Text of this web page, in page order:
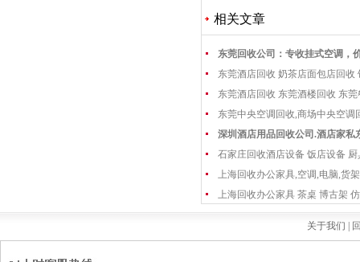
相关文章
东莞回收公司：专收挂式空调，
东莞酒店回收 奶茶店面包店回收
东莞酒店回收 东莞酒楼回收 东
东莞中央空调回收,商场中央空调
深圳酒店用品回收公司.酒店家私
石家庄回收酒店设备 饭店设备 厨
上海回收办公家具,空调,电脑,货
上海回收办公家具 茶桌 博古架
关于我们 |